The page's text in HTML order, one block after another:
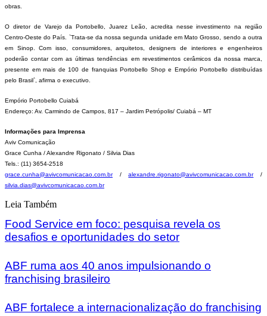
obras.
O diretor de Varejo da Portobello, Juarez Leão, acredita nesse investimento na região
Centro-Oeste do País. `Trata-se da nossa segunda unidade em Mato Grosso, sendo a outra
em Sinop. Com isso, consumidores, arquitetos, designers de interiores e engenheiros
poderão contar com as últimas tendências em revestimentos cerâmicos da nossa marca,
presente em mais de 100 de franquias Portobello Shop e Empório Portobello distribuídas
pelo Brasil`, afirma o executivo.
Empório Portobello Cuiabá
Endereço: Av. Carmindo de Campos, 817 – Jardim Petrópolis/ Cuiabá – MT
Informações para Imprensa
Aviv Comunicação
Grace Cunha / Alexandre Rigonato / Silvia Dias
Tels.: (11) 3654-2518
grace.cunha@avivcomunicacao.com.br/alexandre.rigonato@avivcomunicacao.com.br/
silvia.dias@avivcomunicacao.com.br
Leia Também
Food Service em foco: pesquisa revela os
desafios e oportunidades do setor
ABF ruma aos 40 anos impulsionando o
franchising brasileiro
ABF fortalece a internacionalização do franchising